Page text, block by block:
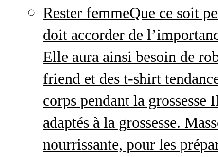
Rester femmeQue ce soit
doit accorder de
Elle aura ainsi besoin de
friend et des t-shirt
corps pendant la
adaptés à la grossesse.
nourrissante, pour les